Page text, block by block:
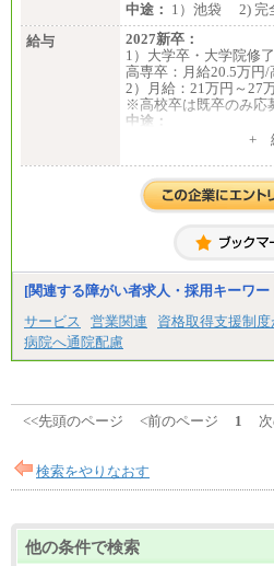
中途： 1）池袋 2) 完
給与
2027新卒：
1）大学卒・大学院修
高専卒：月給20.5万円/
2）月給：21万円～27
※高校卒は既卒のみ応
中途：
1）月給：21万円～25
+
[関連する障がい者求人・採用キーワー
サービス
営業関連 資格取得支援制
病院へ通院配慮
<<先頭のページ <前のページ 1
検索をやりなおす
他の条件で検索